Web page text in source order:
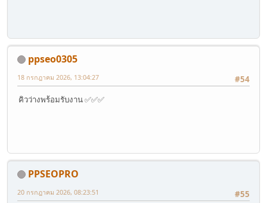
ppseo0305
#54
18 กรกฎาคม 2026, 13:04:27
คิวว่างพร้อมรับงาน ✅✅✅
PPSEOPRO
#55
20 กรกฎาคม 2026, 08:23:51